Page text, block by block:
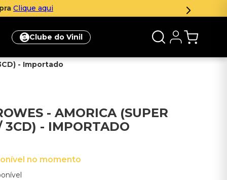
Clique aqui
Clube do Vinil
- Importado
- AMORICA (SUPER
3CD) - IMPORTADO
no momento